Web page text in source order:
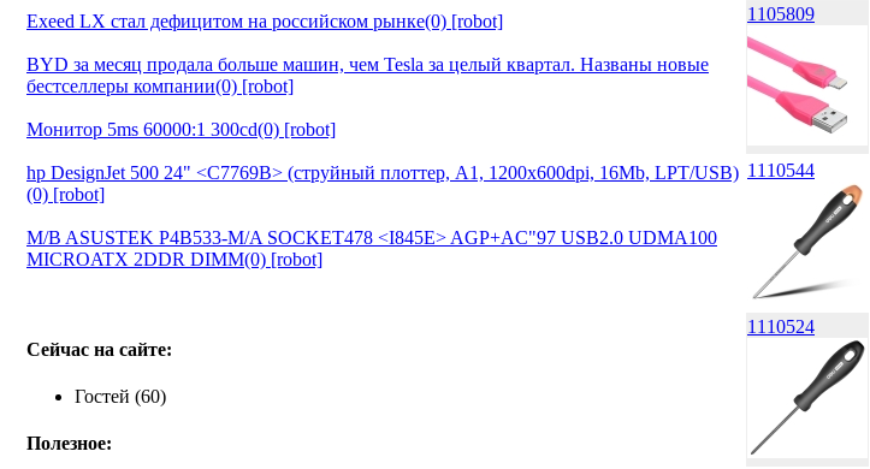
Exeed LX стал дефицитом на российском рынке(0) [robot]
BYD за месяц продала больше машин, чем Tesla за целый квартал. Названы новые
бестселлеры компании(0) [robot]
Монитор 5ms 60000:1 300cd(0) [robot]
hp DesignJet 500 24" <C7769B> (струйный плоттер, A1, 1200х600dpi, 16Mb, LPT/USB)
(0) [robot]
M/B ASUSTEK P4B533-M/A SOCKET478 <I845E> AGP+AC"97 USB2.0 UDMA100
MICROATX 2DDR DIMM(0) [robot]
Сейчас на сайте:
Гостей (60)
Полезное:
1105809
1110544
1110524